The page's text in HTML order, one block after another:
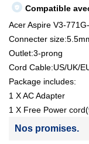
Compatible
Acer Aspire V3-
Connecter
Outlet:3-prong
Cord Cable:US/UK/
Package includes:
1 X AC Adapter
1 X Free Power
Nos promises.